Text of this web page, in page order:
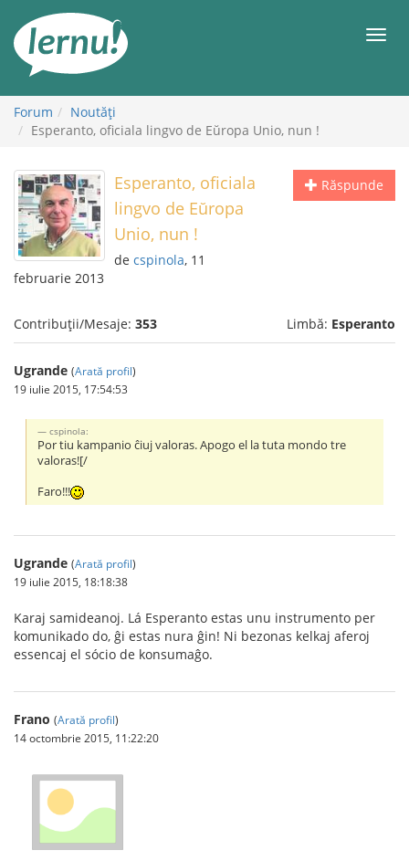
conținut
Forum
Noutăţi
Esperanto, oficiala lingvo de Eŭropa Unio, nun !
Răspunde
Esperanto, oficiala
lingvo de Eŭropa
Unio, nun !
de cspinola, 11
februarie 2013
Contribuții/Mesaje: 353 Limbă: Esperanto
Ugrande (Arată profil)
19 iulie 2015, 17:54:53
cspinola:
Por tiu kampanio ĉiuj valoras. Apogo el la tuta mondo tre
valoras![/
Faro!!!
Ugrande (Arată profil)
19 iulie 2015, 18:18:38
Karaj samideanoj. Lá Esperanto estas unu instrumento per
komunikado do, ĝi estas nura ĝin! Ni bezonas kelkaj aferoj
essencaj el sócio de konsumaĝo.
Frano (Arată profil)
14 octombrie 2015, 11:22:20